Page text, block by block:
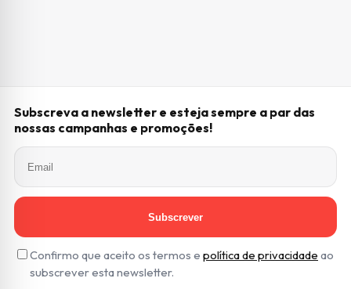
Subscreva a newsletter e esteja sempre a par das
nossas campanhas e promoções!
Subscrever
Confirmo que aceito os termos e política de privacidade ao
subscrever esta newsletter.